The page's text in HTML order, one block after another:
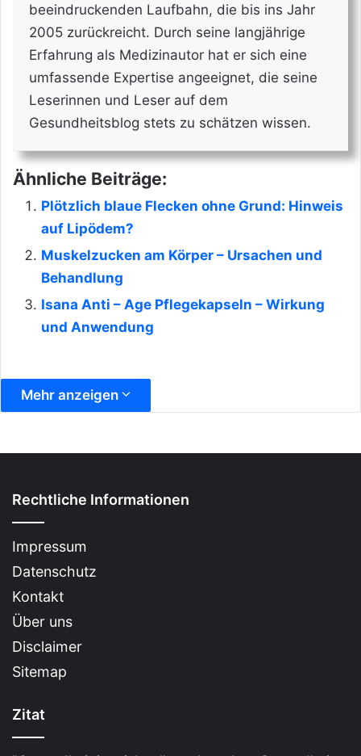
beeindruckenden Laufbahn, die bis ins Jahr
2005 zurückreicht. Durch seine langjährige
Erfahrung als Medizinautor hat er sich eine
umfassende Expertise angeeignet, die seine
Leserinnen und Leser auf dem
Gesundheitsblog stets zu schätzen wissen.
Ähnliche Beiträge:
Plötzlich blaue Flecken ohne Grund: Hinweis
auf Lipödem?
Muskelzucken am Körper – Ursachen und
Behandlung
Isana Anti – Age Pflegekapseln – Wirkung
und Anwendung
Mehr anzeigen
Rechtliche Informationen
Impressum
Datenschutz
Kontakt
Über uns
Disclaimer
Sitemap
Zitat